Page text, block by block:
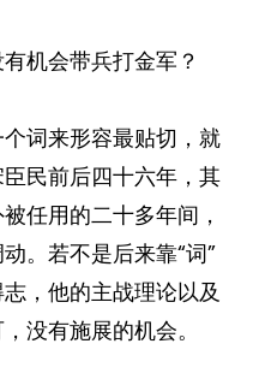
机会带兵打金军？
词来形容最贴切，就
民前后四十六年，其
任用的二十多年间，
。若不是后来靠“词”
，他的主战理论以及
没有施展的机会。